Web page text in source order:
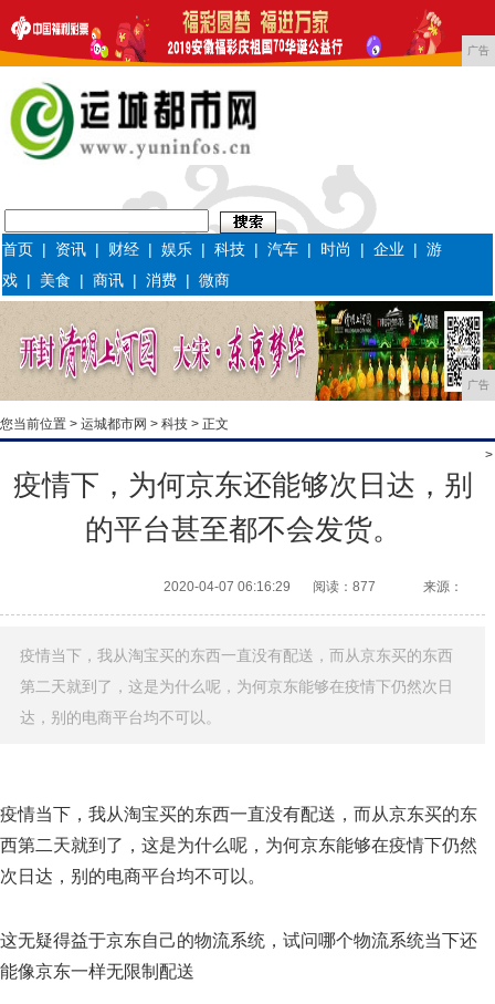
广告
首页 | 资讯 | 财经 |娱乐 |科技 |汽车 | 时尚 |企业 |游
戏 | 美食 |商讯 |消费 |微商
广告
您当前位置 > 运城都市网 > 科技 > 正文
>
疫情下，为何京东还能够次日达，别
的平台甚至都不会发货。
2020-04-07 06:16:29 阅读：877 来源：
疫情当下，我从淘宝买的东西一直没有配送，而从京东买的东西
第二天就到了，这是为什么呢，为何京东能够在疫情下仍然次日
达，别的电商平台均不可以。
疫情当下，我从淘宝买的东西一直没有配送，而从京东买的东
西第二天就到了，这是为什么呢，为何京东能够在疫情下仍然
次日达，别的电商平台均不可以。
这无疑得益于京东自己的物流系统，试问哪个物流系统当下还
能像京东一样无限制配送